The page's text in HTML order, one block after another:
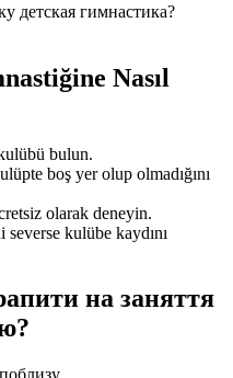
детская гимнастика?
Nasıl
bulun.
boş yer olup olmadığını
olarak deneyin.
kulübe kaydını
на заняття